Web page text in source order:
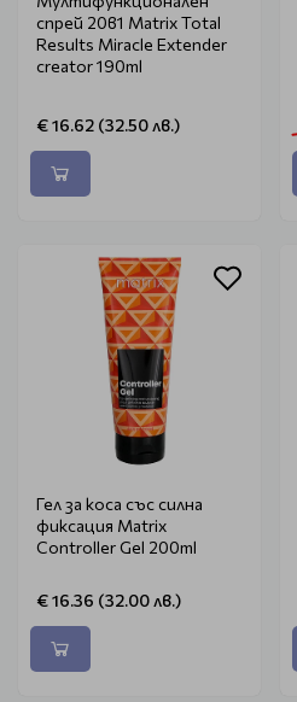
спрей 20в1 Matrix Total
Results Miracle Extender
creator 190ml
€ 16.62 (32.50 лв.)
Гел за коса със силна
фиксация Matrix
Controller Gel 200ml
€ 16.36 (32.00 лв.)